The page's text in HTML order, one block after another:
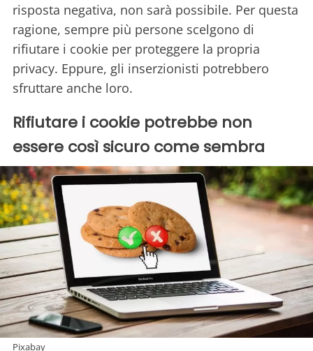
risposta negativa, non sarà possibile. Per questa
ragione, sempre più persone scelgono di
rifiutare i cookie per proteggere la propria
privacy. Eppure, gli inserzionisti potrebbero
sfruttare anche loro.
Rifiutare i cookie potrebbe non
essere così sicuro come sembra
Pixabay